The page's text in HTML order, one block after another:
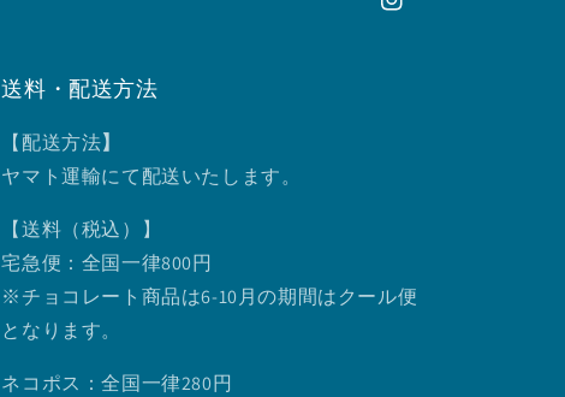
Instagram
送料・配送方法
【配送方法】
ヤマト運輸にて配送いたします。
【送料（税込）】
宅急便：全国一律800円
※チョコレート商品は6-10月の期間はクール便
となります。
ネコポス：全国一律280円